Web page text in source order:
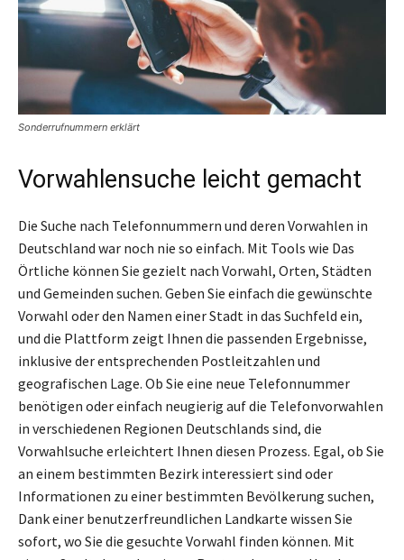
Sonderrufnummern erklärt
Vorwahlensuche leicht gemacht
Die Suche nach Telefonnummern und deren Vorwahlen in
Deutschland war noch nie so einfach. Mit Tools wie Das
Örtliche können Sie gezielt nach Vorwahl, Orten, Städten
und Gemeinden suchen. Geben Sie einfach die gewünschte
Vorwahl oder den Namen einer Stadt in das Suchfeld ein,
und die Plattform zeigt Ihnen die passenden Ergebnisse,
inklusive der entsprechenden Postleitzahlen und
geografischen Lage. Ob Sie eine neue Telefonnummer
benötigen oder einfach neugierig auf die Telefonvorwahlen
in verschiedenen Regionen Deutschlands sind, die
Vorwahlsuche erleichtert Ihnen diesen Prozess. Egal, ob Sie
an einem bestimmten Bezirk interessiert sind oder
Informationen zu einer bestimmten Bevölkerung suchen,
Dank einer benutzerfreundlichen Landkarte wissen Sie
sofort, wo Sie die gesuchte Vorwahl finden können. Mit